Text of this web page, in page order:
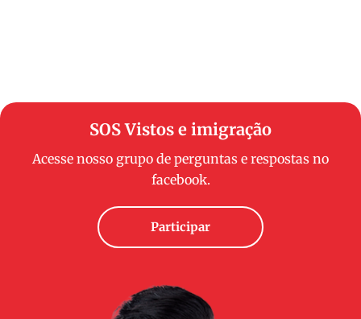
SOS Vistos e imigração
Acesse nosso grupo de perguntas e respostas no
facebook.
Participar